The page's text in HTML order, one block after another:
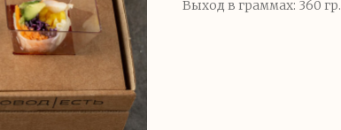
Выход в граммах: 360 гр.